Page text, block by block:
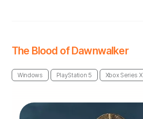
The Blood of Dawnwalker
Windows PlayStation 5 Xbox Series X